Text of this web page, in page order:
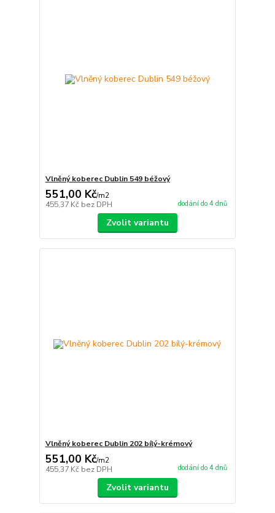
Vlněný koberec Dublin 549 béžový
551,00 Kč/m2
455,37 Kč bez DPH dodání do 4 dnů
Zvolit variantu
Vlněný koberec Dublin 202 bílý-krémový
551,00 Kč/m2
455,37 Kč bez DPH dodání do 4 dnů
Zvolit variantu